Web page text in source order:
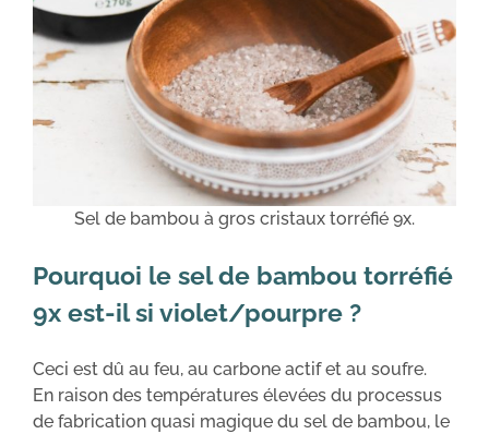
Sel de bambou à gros cristaux torréfié 9x.
Pourquoi le sel de bambou torréfié
9x est-il si violet/pourpre ?
Ceci est dû au feu, au carbone actif et au soufre.
En raison des températures élevées du processus
de fabrication quasi magique du sel de bambou, le